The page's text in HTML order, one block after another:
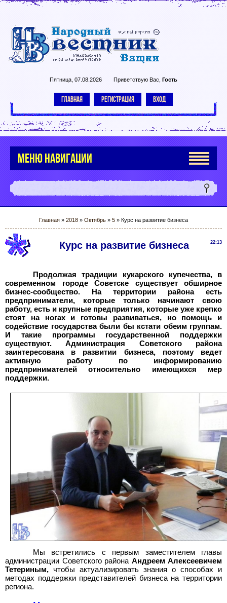
Пятница, 07.08.2026 Приветствую Вас Гость
ГЛАВНАЯ РЕГИСТРАЦИЯ ВХОД
МЕНЮ НАВИГАЦИИ
Главная » 2018 » Октябрь » 5 » Курс на развитие бизнеса
22:13
Курс на развитие бизнеса
Продолжая традиции кукарского купечества, в
современном городе Советске существует обширное
бизнес-сообщество. На территории района есть
предприниматели, которые только начинают свою
работу, есть и крупные предприятия, которые уже крепко
стоят на ногах и готовы развиваться, но помощь и
содействие государства были бы кстати обеим группам.
И такие программы государственной поддержки
существуют. Администрация Советского района
заинтересована в развитии бизнеса, поэтому ведет
активную работу по информированию
предпринимателей относительно имеющихся мер
поддержки.
Мы встретились с первым заместителем главы
администрации Советского района Андреем Алексеевичем
Тетериным, чтобы актуализировать знания о способах и
методах поддержки представителей бизнеса на территории
региона.